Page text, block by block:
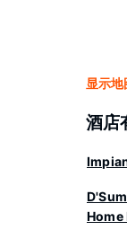
显示地
酒店
Home